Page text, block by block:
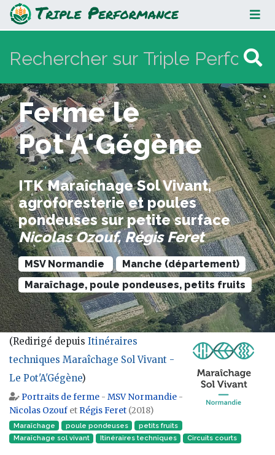
Ferme le Pot'A'Gégène
Ferme le
Pot'A'Gégène
ITK Maraîchage Sol Vivant,
agroforesterie et poules
pondeuses sur petite surface
Nicolas Ozouf, Régis Feret
MSV Normandie
Manche (département)
Maraîchage, poule pondeuses, petits fruits
(Redirigé depuis Itinéraires
techniques Maraîchage Sol Vivant -
Le Pot'A'Gégène)
Aller à :navigation,rechercher
Portraits de ferme - MSV Normandie -
Nicolas Ozouf et Régis Feret (2018)
Maraîchage poule pondeuses
petits fruits
Maraîchage sol vivant
Itinéraires techniques Circuits courts